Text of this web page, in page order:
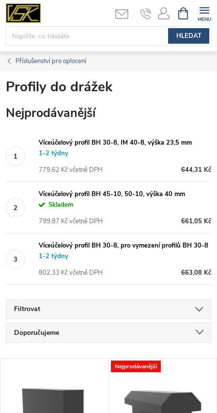
Přejít
obsah
HLEDAT
NÁKUPNÍ
KOŠÍK
Příslušenství pro oplocení
Profily do drážek
Nejprodávanější
Víceúčelový profil BH 30-8, IM 40-8, výška 23,5 mm
1-2 týdny
644,31 Kč
779,62 Kč včetně DPH
Víceúčelový profil BH 45-10, 50-10, výška 40 mm
Skladem
661,05 Kč
799,87 Kč včetně DPH
Víceúčelový profil BH 30-8, pro vymezení profilů BH 30-8
1-2 týdny
663,08 Kč
802,33 Kč včetně DPH
Filtrovat
Ř
a
Doporučujeme
Nejprodávanější
Abecedně
Nejprodávanější